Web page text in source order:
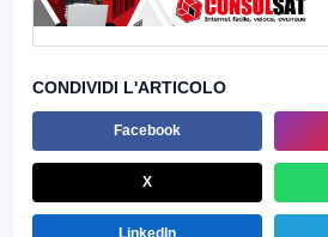
CONDIVIDI L'ARTICOLO
Facebook
X